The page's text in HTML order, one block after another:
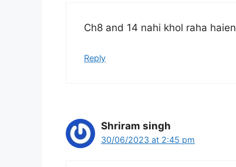
Ch8 and 14 nahi khol raha haien
Reply
Shriram singh
30/06/2023 at 2:45 pm